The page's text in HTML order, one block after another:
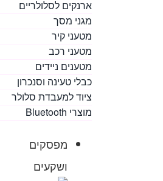
ארנקים לסלולריים
מגני מסך
מטעני קיר
מטעני רכב
מטענים ניידים
כבלי טעינה וסנכרון
ציוד למעבדת סלולר
מוצרי Bluetooth
מפסקים
ושקעים